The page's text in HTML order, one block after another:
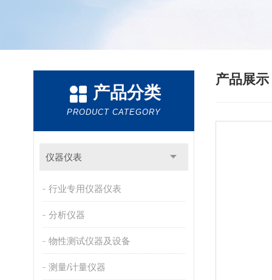
产品分类
PRODUCT CATEGORY
仪器仪表
行业专用仪器仪表
分析仪器
物性测试仪器及设备
测量/计量仪器
产品展示